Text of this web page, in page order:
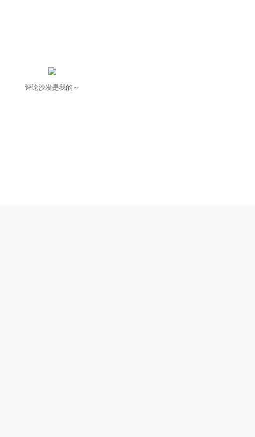
评论沙发是我的～